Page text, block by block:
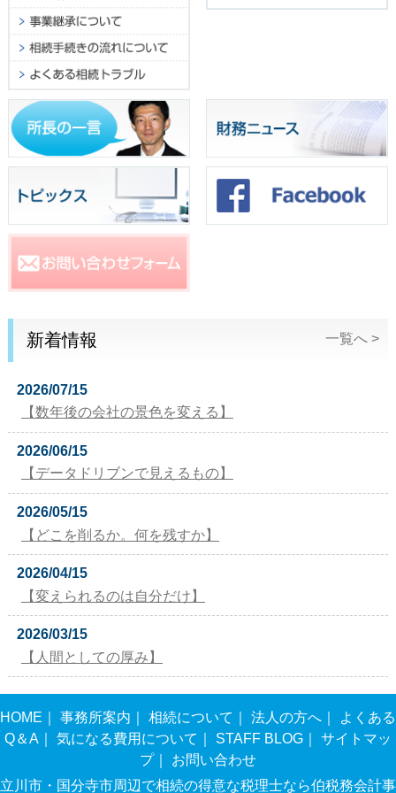
新着情報 一覧へ >
2026/07/15
【数年後の会社の景色を変える】
2026/06/15
【データドリブンで見えるもの】
2026/05/15
【どこを削るか。何を残すか】
2026/04/15
【変えられるのは自分だけ】
2026/03/15
【人間としての厚み】
HOME 事務所案内 相続について 法人の方へ
よくある
Q＆A
気になる費用について STAFF BLOG
サイトマッ
プ｜
お問い合わせ
立川市・国分寺市周辺で相続の得意な税理士なら伯税務会計事